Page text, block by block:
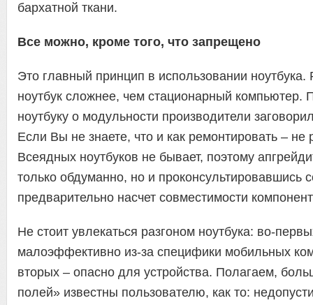
бархатной ткани.
Все можно, кроме того, что запрещено
Это главный принцип в использовании ноутбука.
ноутбук сложнее, чем стационарный компьютер.
ноутбуку о модульности производители
Если Вы не знаете, что и как ремонтировать – не
Всеядных ноутбуков не бывает, поэтому
только обдуманно, но и проконсультировавшись
предварительно насчет совместимости
Не стоит увлекаться разгоном ноутбука: во-
малоэффективно из-за специфики мобильных
вторых – опасно для устройства. Полагаем,
полей» известны пользователю, как то: